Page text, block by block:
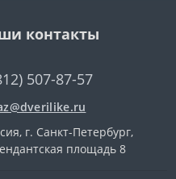
контакты
507-87-57
г. Санкт-Петербург,
площадь 8